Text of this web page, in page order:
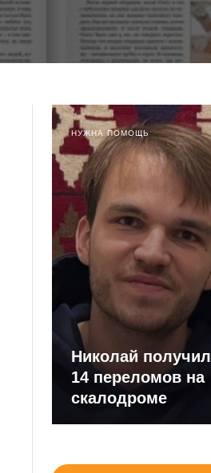
НУЖНА ПОМОЩЬ
Николай получил
14 переломов на
скалодроме